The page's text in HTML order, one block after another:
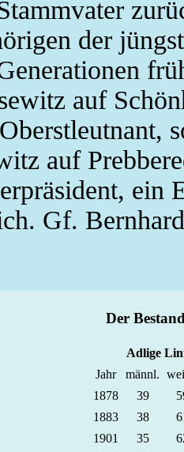
der
auf
auf
ein
Gf.
Der
Adlige
Jahr
männl.
1878
39
1883
38
1901
35